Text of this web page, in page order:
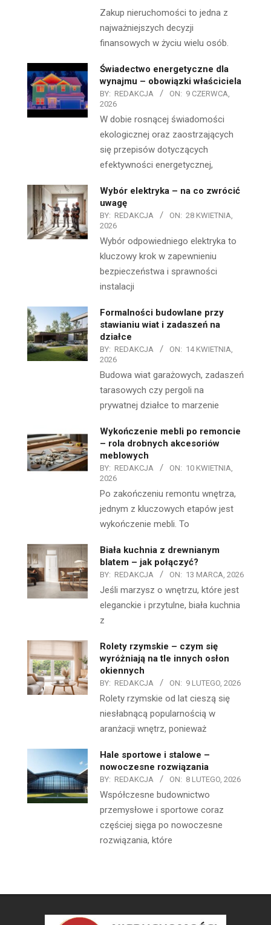
Zakup nieruchomości to jedna z
najważniejszych decyzji
finansowych w życiu wielu osób.
Świadectwo energetyczne dla
wynajmu – obowiązki właściciela
BY: REDAKCJA ON: 9 CZERWCA,
2026
W dobie rosnącej świadomości
ekologicznej oraz zaostrzających
się przepisów dotyczących
efektywności energetycznej,
Wybór elektryka – na co zwrócić
uwagę
BY: REDAKCJA ON: 28 KWIETNIA,
2026
Wybór odpowiedniego elektryka to
kluczowy krok w zapewnieniu
bezpieczeństwa i sprawności
instalacji
Formalności budowlane przy
stawianiu wiat i zadaszeń na
działce
BY: REDAKCJA ON: 14 KWIETNIA,
2026
Budowa wiat garażowych, zadaszeń
tarasowych czy pergoli na
prywatnej działce to marzenie
Wykończenie mebli po remoncie
– rola drobnych akcesoriów
meblowych
BY: REDAKCJA ON: 10 KWIETNIA,
2026
Po zakończeniu remontu wnętrza,
jednym z kluczowych etapów jest
wykończenie mebli. To
Biała kuchnia z drewnianym
blatem – jak połączyć?
BY: REDAKCJA ON: 13 MARCA, 2026
Jeśli marzysz o wnętrzu, które jest
eleganckie i przytulne, biała kuchnia
z
Rolety rzymskie – czym się
wyróżniają na tle innych osłon
okiennych
BY: REDAKCJA ON: 9 LUTEGO, 2026
Rolety rzymskie od lat cieszą się
niesłabnącą popularnością w
aranżacji wnętrz, ponieważ
Hale sportowe i stalowe –
nowoczesne rozwiązania
BY: REDAKCJA ON: 8 LUTEGO, 2026
Współczesne budownictwo
przemysłowe i sportowe coraz
częściej sięga po nowoczesne
rozwiązania, które